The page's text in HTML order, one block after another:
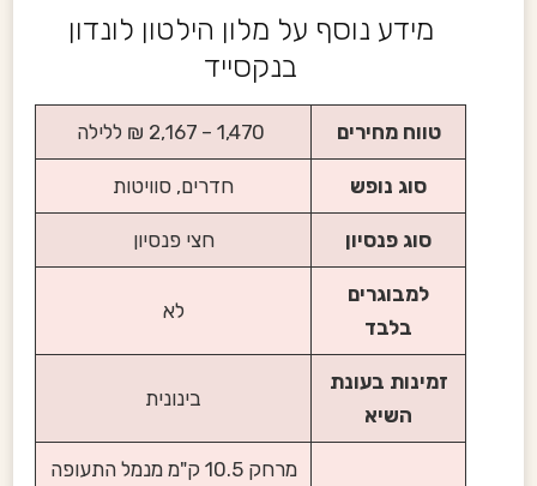
מידע נוסף על מלון הילטון לונדון
בנקסייד
טווח מחירים
סוג נופש חדרים, סוויטות
סוג פנסיון חצי פנסיון
למבוגרים
בלבד
לא
זמינות בעונת
השיא
בינונית
מרחק 10.5 ק"מ מנמל התעופה